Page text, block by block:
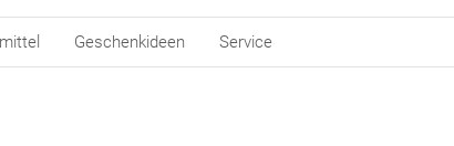
Geschenkideen Service